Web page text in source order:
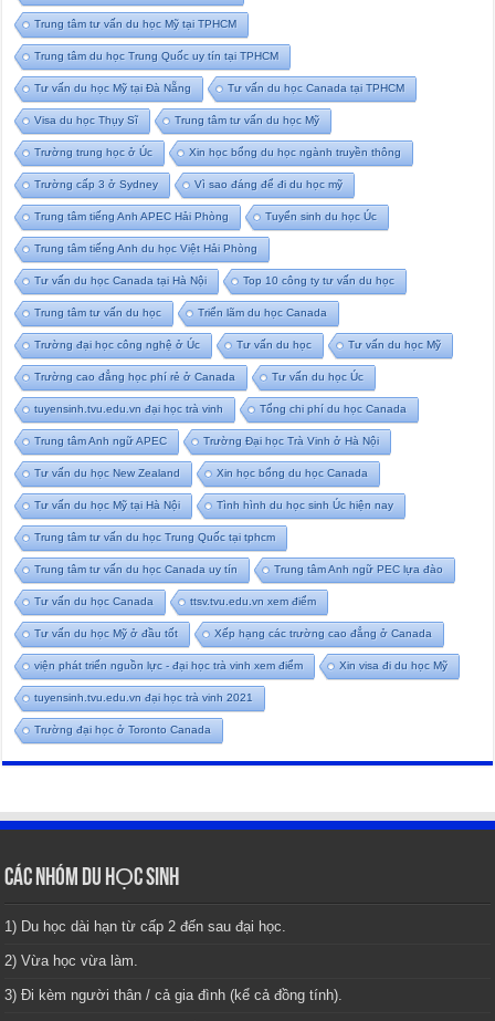
Trung tâm tư vấn du học Mỹ tại TPHCM
Trung tâm du học Trung Quốc uy tín tại TPHCM
Tư vấn du học Mỹ tại Đà Nẵng Tư vấn du học Canada tại TPHCM
Visa du học Thụy Sĩ Trung tâm tư vấn du học Mỹ
Trường trung học ở Úc Xin học bổng du học ngành truyền thông
Trường cấp 3 ở Sydney Vì sao đáng để đi du học mỹ
Trung tâm tiếng Anh APEC Hải Phòng Tuyển sinh du học Úc
Trung tâm tiếng Anh du học Việt Hải Phòng
Tư vấn du học Canada tại Hà Nội Top 10 công ty tư vấn du học
Trung tâm tư vấn du học Triển lãm du học Canada
Trường đại học công nghệ ở Úc Tư vấn du học Tư vấn du học Mỹ
Trường cao đẳng học phí rẻ ở Canada Tư vấn du học Úc
tuyensinh.tvu.edu.vn đại học trà vinh Tổng chi phí du học Canada
Trung tâm Anh ngữ APEC Trường Đại học Trà Vinh ở Hà Nội
Tư vấn du học New Zealand Xin học bổng du học Canada
Tư vấn du học Mỹ tại Hà Nội Tình hình du học sinh Úc hiện nay
Trung tâm tư vấn du học Trung Quốc tại tphcm
Trung tâm tư vấn du học Canada uy tín Trung tâm Anh ngữ PEC lựa đào
Tư vấn du học Canada ttsv.tvu.edu.vn xem điểm
Tư vấn du học Mỹ ở đầu tốt Xếp hạng các trường cao đẳng ở Canada
viện phát triển nguồn lực - đại học trà vinh xem điểm Xin visa đi du học Mỹ
tuyensinh.tvu.edu.vn đại học trà vinh 2021
Trường đại học ở Toronto Canada
CÁC NHÓM DU HỌC SINH
1) Du học dài hạn từ cấp 2 đến sau đại học.
2) Vừa học vừa làm.
3) Đi kèm người thân / cả gia đình (kể cả đồng tính).